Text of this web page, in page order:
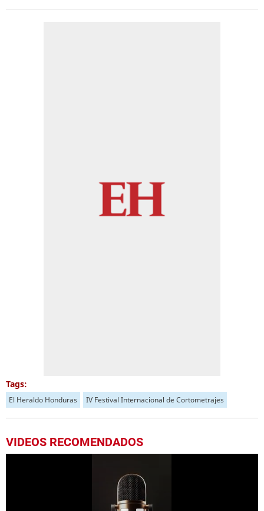
Tags:
El Heraldo Honduras IV Festival Internacional de Cortometrajes
VIDEOS RECOMENDADOS